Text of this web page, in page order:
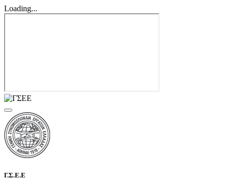
Loading...
Γ.Σ.Ε.Ε